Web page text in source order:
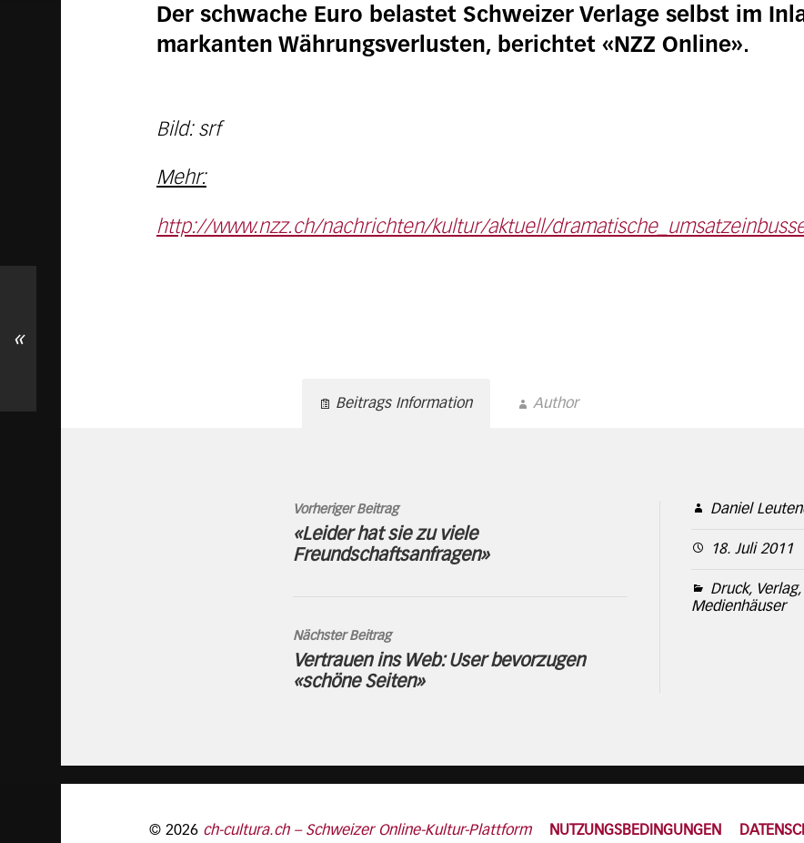
Der schwache Euro belastet Schweizer Verlage selbst im
markanten Währungsverlusten, berichtet «NZZ Online».
Bild: srf
Mehr:
http://www.nzz.ch/nachrichten/kultur/aktuell/
Beitrags Information Author
Daniel
18. Juli 2011
Druck,
Medienhäuser
Vorheriger Beitrag
«Leider hat sie zu viele
Freundschaftsanfragen»
Nächster Beitrag
Vertrauen ins Web: User bevorzugen
«schöne Seiten»
«
© 2026 ch-cultura.ch – Schweizer Online-Kultur-Plattform NUTZUNGSBEDINGUNGEN